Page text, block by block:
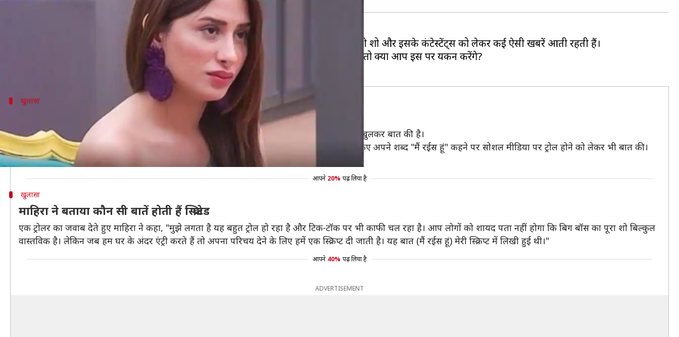
सलमान खान की होस्टिंग वाला शो 'बिग बॉस 13' को खत्म हुए काफी दिन बीत चुके हैं, लेकिन अब भी शो और इसके कंटेस्टेंट्स को लेकर कई ऐसी खबरें आती रहती हैं।
अब जो खबर आई है उसे जानकर आपके होश उड़ जाएंगे। अगर कहा जाए कि बिग बॉस स्क्रिप्टेड है तो क्या आप इस पर यकीन करेंगे?
खुलासा
माहिरा ने बताया क्या था स्क्रिप्टेड
हाल ही में माहिरा ने कोईमोई को दिए एक इंटरव्यू के दौरान बिग बॉस के घर में अपने लंबे सफर को लेकर खुलकर बात की है।
उन्होंने इस दौरान पारस के धाबड़ा के साथ अपनी नजदीकियों पर भी चर्चा करने के साथ शो में इस्तेमाल किए अपने शब्द "मैं रईस हूं" कहने पर सोशल मीडिया पर ट्रोल होने को लेकर भी बात की।
उन्होंने खुलासा किया कि यह सब स्क्रिप्टेड था।
आपने 20% पढ़ लिया है
खुलासा
माहिरा ने बताया कौन सी बातें होती हैं स्क्रिप्टेड
एक ट्रोलर का जवाब देते हुए माहिरा ने कहा, "मुझे लगता है यह बहुत ट्रोल हो रहा है और टिक-टॉक पर भी काफी चल रहा है। आप लोगों को शायद पता नहीं होगा कि बिग बॉस का पूरा शो बिल्कुल
वास्तविक है। लेकिन जब हम घर के अंदर एंट्री करते हैं तो अपना परिचय देने के लिए हमें एक स्क्रिप्ट दी जाती है। यह बात (मैं रईस हूं) मेरी स्क्रिप्ट में लिखी हुई थी।"
आपने 40% पढ़ लिया है
ADVERTISEMENT